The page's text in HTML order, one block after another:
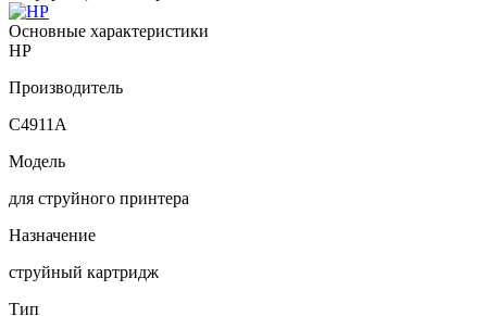
Основные характеристики
HP
Производитель
C4911A
Модель
для струйного принтера
Назначение
струйный картридж
Тип